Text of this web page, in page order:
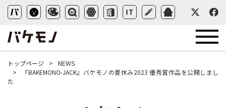
トップページ
NEWS
『BAKEMONO-JACK』バケモノの夏休み2023 優秀賞作品を公開しまし
た